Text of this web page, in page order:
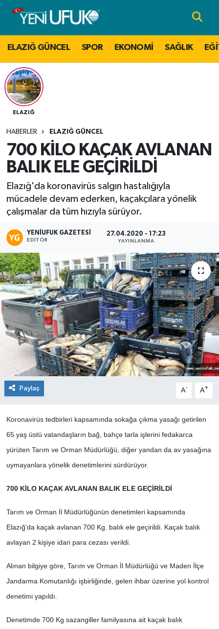
ELAZIĞ GÜNCEL SPOR EKONOMİ SAĞLIK
ELAZIĞ
HABERLER ELAZIĞ GÜNCEL
700 KİLO KAÇAK AVLANAN
BALIK ELE GEÇİRİLDİ
Elazığ'da koronavirüs salgın hastalığıyla
mücadele devam ederken, kaçakçılara yönelik
çalışmalar da tüm hızıyla sürüyor.
YENIUFUK GAZETESI
EDITÖR
27.04.2020 - 17:23
YAYINLANMA
Paylaş A- A+
Koronavirüs tedbirleri kapsamında sokağa çıkma yasağı getirilen
65 yaş üstü vatandaşların bağ, bahçe tarla işlerini fedakarca
yürüten Tarım ve Orman Müdürlüğü, diğer yandan da av yasağına
uymayanlara yönelik denetimlerini sürdürüyor.
700 KİLO KAÇAK AVLANAN BALIK ELE GEÇİRİLDİ
Tarım ve Orman İl Müdürlüğünün denetimleri kapsamında
Elazığ'da kaçak avlanan 700 Kg. balık ele geçirildi. Kaçak balık
avlayan 2 kişiye idari para cezası verildi.
Alınan bilgiye göre, Tarım ve Orman İl Müdürlüğü ve Maden İlçe
Jandarma Komutanlığı işbirliğinde, gelen ihbar üzerine yol kontrol
denetimi yapıldı.
Denetimde 700 Kg sazangiller familyasına ait kaçak balık
Nöbetçi Eczaneler
Hava Durumu
Namaz Vakitleri
Trafik Durumu
Tüm Manşetler
Son Dakika Haberleri
Haber Arşivi